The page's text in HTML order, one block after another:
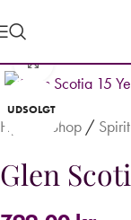
UDSOLGT
Forstør
Hjem Shop /
Glen